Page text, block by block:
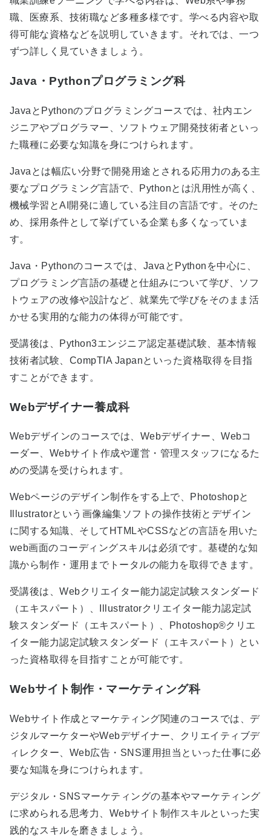
職、医療系、技術職など多種多様です。学べる内容や取
得可能な資格などを説明していきます。それでは、一つ
ずつ詳しく見ていきましょう。
Java・Pythonプログラミング科
JavaとPythonのプログラミングコースでは、社内エン
ジニアやプログラマー、ソフトウェア開発技術者といっ
た職種に必要な知識を身につけられます。
Javaとは幅広い分野で開発用途とされる応用力のある主
要なプログラミング言語で、Pythonとは汎用性が高く、
機械学習とAI開発に適している注目の言語です。そのた
め、採用条件として挙げている企業も多くなっていま
す。
Java・Pythonのコースでは、JavaとPythonを中心に、
プログラミング言語の基礎と仕組みについて学び、ソフ
トウェアの改修や設計など、就業先で学びをそのまま活
かせる実用的な能力の体得が可能です。
受講後は、Python3エンジニア認定基礎試験、基本情報
技術者試験、CompTIA Japanといった資格取得を目指
すことができます。
Webデザイナー養成科
Webデザインのコースでは、Webデザイナー、Webコ
ーダー、Webサイト作成や運営・管理スタッフになるた
めの受講を受けられます。
Webページのデザイン制作をする上で、Photoshopと
Illustratorという画像編集ソフトの操作技術とデザイン
に関する知識、そしてHTMLやCSSなどの言語を用いた
web画面のコーディングスキルは必須です。基礎的な知
識から制作・運用までトータルの能力を取得できます。
受講後は、Webクリエイター能力認定試験スタンダード
（エキスパート）、Illustratorクリエイター能力認定試
験スタンダード（エキスパート）、Photoshop®クリエ
イター能力認定試験スタンダード（エキスパート）とい
った資格取得を目指すことが可能です。
Webサイト制作・マーケティング科
Webサイト作成とマーケティング関連のコースでは、デ
ジタルマーケターやWebデザイナー、クリエイティブデ
ィレクター、Web広告・SNS運用担当といった仕事に必
要な知識を身につけられます。
デジタル・SNSマーケティングの基本やマーケティング
に求められる思考力、Webサイト制作スキルといった実
践的なスキルを磨きましょう。